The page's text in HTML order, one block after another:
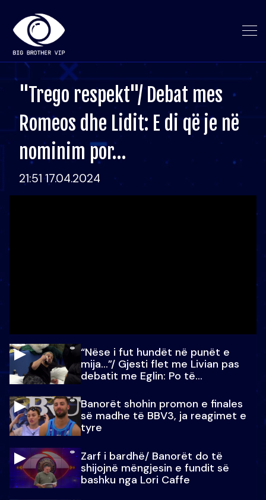
"Trego respekt"/ Debat mes
Romeos dhe Lidit: E di që je në
nominim por…
21:51 17.04.2024
“Nëse i fut hundët në punët e
mija…”/ Gjesti flet me Livian pas
debatit me Eglin: Po të
Banorët shohin promon e finales
së madhe të BBV3, ja reagimet e
tyre
Zarf i bardhë/ Banorët do të
shijojnë mëngjesin e fundit së
bashku nga Lori Caffe